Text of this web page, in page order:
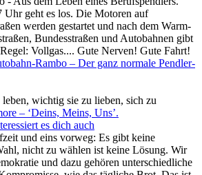
Uhr geht es los. Die Motoren auf
werden gestartet und nach dem Warm-
Bundesstraßen und Autobahnen gibt
Vollgas.... Gute Nerven! Gute Fahrt!
Rambo – Der ganz normale Pendler-
wichtig sie zu lieben, sich zu
– ‘Deins, Meins, Uns’.
es dich auch
und eins vorweg: Es gibt keine
nicht zu wählen ist keine Lösung. Wir
und dazu gehören unterschiedliche